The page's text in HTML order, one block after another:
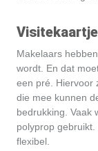
Makelaars
wordt. En dat
een pré. Hiervoor
die mee kunnen
bedrukking. Vaak
polyprop
flexibel.